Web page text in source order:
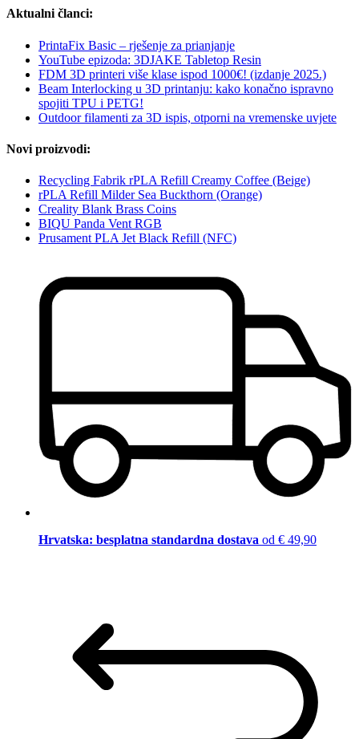
Aktualni članci:
PrintaFix Basic – rješenje za prianjanje
YouTube epizoda: 3DJAKE Tabletop Resin
FDM 3D printeri više klase ispod 1000€! (izdanje 2025.)
Beam Interlocking u 3D printanju: kako konačno ispravno
spojiti TPU i PETG!
Outdoor filamenti za 3D ispis, otporni na vremenske uvjete
Novi proizvodi:
Recycling Fabrik rPLA Refill Creamy Coffee (Beige)
rPLA Refill Milder Sea Buckthorn (Orange)
Creality Blank Brass Coins
BIQU Panda Vent RGB
Prusament PLA Jet Black Refill (NFC)
Hrvatska: besplatna standardna dostava od € 49,90